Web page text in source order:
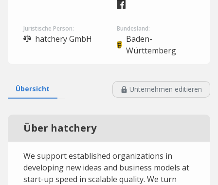
Juristische Person:
hatchery GmbH
Bundesland:
Baden-
Württemberg
Übersicht Unternehmen editieren
Über hatchery
We support established organizations in
developing new ideas and business models at
start-up speed in scalable quality. We turn